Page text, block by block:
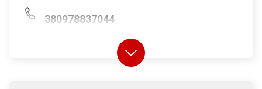
380978837044